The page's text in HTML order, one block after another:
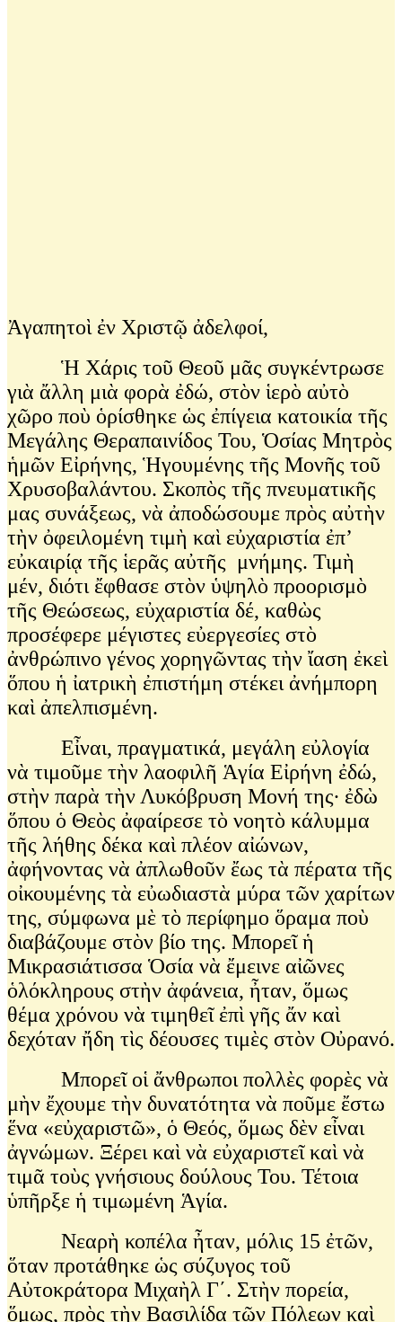
Ἀγαπητοὶ ἐν Χριστῷ ἀδελφοί,
Ἡ Χάρις τοῦ Θεοῦ μᾶς συγκέντρωσε
γιὰ ἄλλη μιὰ φορὰ ἐδώ, στὸν ἱερὸ αὐτὸ
χῶρο ποὺ ὁρίσθηκε ὡς ἐπίγεια κατοικία τῆς
Μεγάλης Θεραπαινίδος Του, Ὁσίας Μητρὸς
ἡμῶν Εἰρήνης, Ἡγουμένης τῆς Μονῆς τοῦ
Χρυσοβαλάντου. Σκοπὸς τῆς πνευματικῆς
μας συνάξεως, νὰ ἀποδώσουμε πρὸς αὐτὴν
τὴν ὀφειλομένη τιμὴ καὶ εὐχαριστία ἐπ’
εὐκαιρίᾳ τῆς ἱερᾶς αὐτῆς μνήμης. Τιμὴ
μέν, διότι ἔφθασε στὸν ὑψηλὸ προορισμὸ
τῆς Θεώσεως, εὐχαριστία δέ, καθὼς
προσέφερε μέγιστες εὐεργεσίες στὸ
ἀνθρώπινο γένος χορηγῶντας τὴν ἴαση ἐκεὶ
ὅπου ἡ ἰατρικὴ ἐπιστήμη στέκει ἀνήμπορη
καὶ ἀπελπισμένη.
Εἶναι, πραγματικά, μεγάλη εὐλογία
νὰ τιμοῦμε τὴν λαοφιλῆ Ἁγία Εἰρήνη ἐδώ,
στὴν παρὰ τὴν Λυκόβρυση Μονή της∙ ἐδὼ
ὅπου ὁ Θεὸς ἀφαίρεσε τὸ νοητὸ κάλυμμα
τῆς λήθης δέκα καὶ πλέον αἰώνων,
ἀφήνοντας νὰ ἀπλωθοῦν ἔως τὰ πέρατα τῆς
οἰκουμένης τὰ εὐωδιαστὰ μύρα τῶν χαρίτων
της, σύμφωνα μὲ τὸ περίφημο ὅραμα ποὺ
διαβάζουμε στὸν βίο της. Μπορεῖ ἡ
Μικρασιάτισσα Ὁσία νὰ ἔμεινε αἰῶνες
ὁλόκληρους στὴν ἀφάνεια, ἦταν, ὅμως
θέμα χρόνου νὰ τιμηθεῖ ἐπὶ γῆς ἄν καὶ
δεχόταν ἤδη τὶς δέουσες τιμὲς στὸν Οὐρανό.
Μπορεῖ οἱ ἄνθρωποι πολλὲς φορὲς νὰ
μὴν ἔχουμε τὴν δυνατότητα νὰ ποῦμε ἔστω
ἕνα «εὐχαριστῶ», ὁ Θεός, ὅμως δὲν εἶναι
ἀγνώμων. Ξέρει καὶ νὰ εὐχαριστεῖ καὶ νὰ
τιμᾶ τοὺς γνήσιους δούλους Του. Τέτοια
ὑπῆρξε ἡ τιμωμένη Ἁγία.
Νεαρὴ κοπέλα ἦταν, μόλις 15 ἐτῶν,
ὅταν προτάθηκε ὡς σύζυγος τοῦ
Αὐτοκράτορα Μιχαὴλ Γ΄. Στὴν πορεία,
ὅμως, πρὸς τὴν Βασιλίδα τῶν Πόλεων καὶ